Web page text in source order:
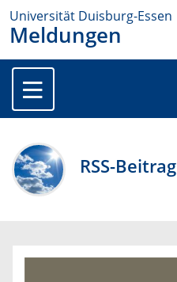
Universität Duisburg-Essen
Meldungen
RSS-Beitrag